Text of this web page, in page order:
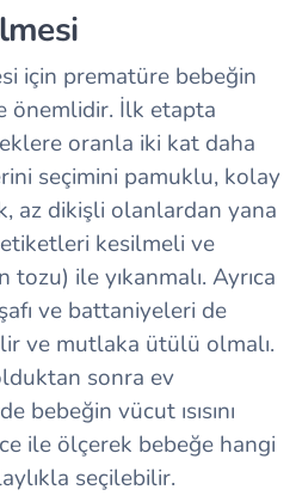
için prematüre bebeğin
önemlidir. İlk etapta
oranla iki kat daha
seçimini pamuklu, kolay
az dikişli olanlardan yana
etiketleri kesilmeli ve
tozu) ile yıkanmalı. Ayrıca
ve battaniyeleri de
ve mutlaka ütülü olmalı.
sonra ev
bebeğin vücut ısısını
ile ölçerek bebeğe hangi
seçilebilir.